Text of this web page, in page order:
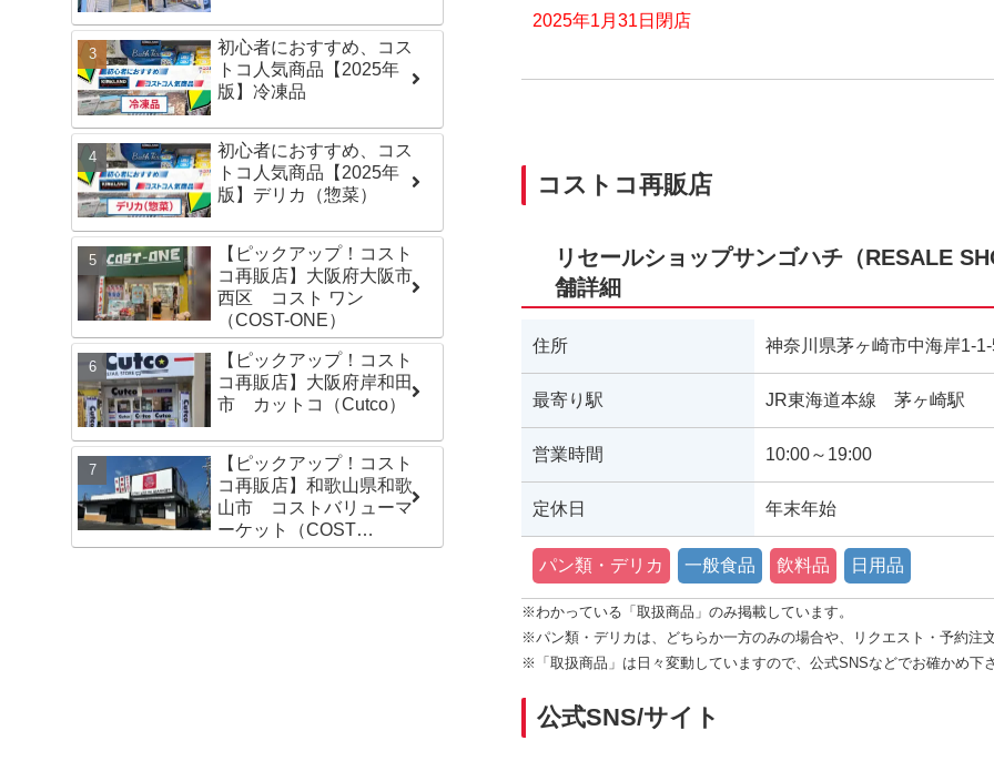
2025年1月31日閉店
コストコ再販店
リセールショップサンゴハチ（RESALE
舗詳細
住所 神奈川県茅ヶ崎市中海岸1-
最寄り駅 JR東海道本線 茅ヶ崎駅
営業時間 10:00～19:00
定休日 年末年始
パン類・デリカ 一般食品 飲料品 日用品
※わかっている「取扱商品」のみ掲載しています。
※パン類・デリカは、どちらか一方のみの場合や、リクエスト・予約注
※「取扱商品」は日々変動していますので、公式SNSなどでお確かめ下
公式SNS/サイト
初心者におすすめ、コス
トコ人気商品【2025年
版】冷凍品
初心者におすすめ、コス
トコ人気商品【2025年
版】デリカ（惣菜）
【ピックアップ！コスト
コ再販店】大阪府大阪市
西区 コスト ワン
（COST-ONE）
【ピックアップ！コスト
コ再販店】大阪府岸和田
市 カットコ（Cutco）
【ピックアップ！コスト
コ再販店】和歌山県和歌
山市 コストバリューマ
ーケット（COST
VALUE MARKET）島崎